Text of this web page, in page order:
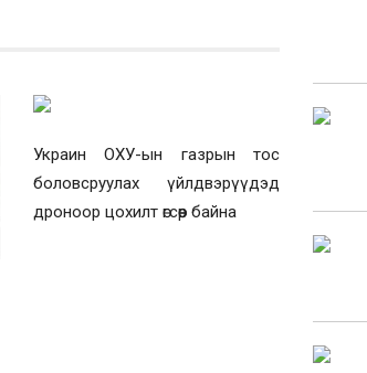
Украин ОХУ-ын газрын тос
боловсруулах үйлдвэрүүдэд
дроноор цохилт өгсөөр байна